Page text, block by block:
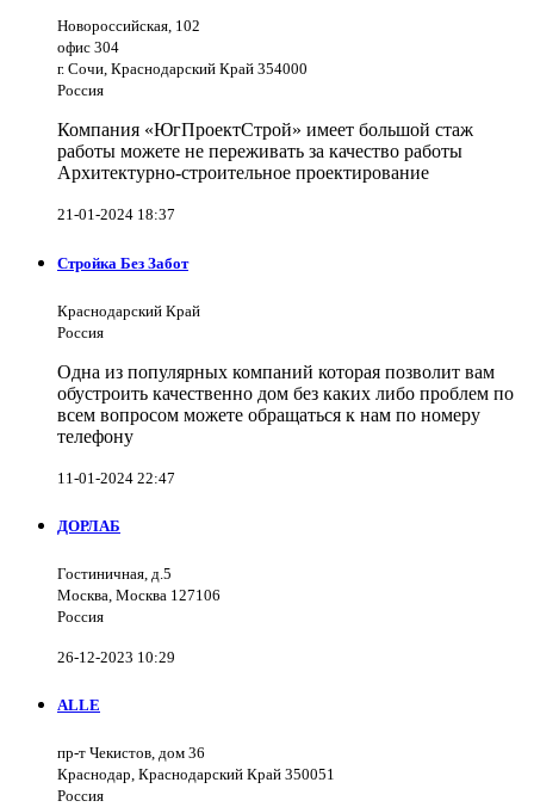
Новороссийская, 102
офис 304
г. Сочи, Краснодарский Край 354000
Россия
Компания «ЮгПроектСтрой» имеет большой стаж
работы можете не переживать за качество работы
Архитектурно-строительное проектирование
21-01-2024 18:37
Стройка Без Забот
Краснодарский Край
Россия
Одна из популярных компаний которая позволит вам
обустроить качественно дом без каких либо проблем по
всем вопросом можете обращаться к нам по номеру
телефону
11-01-2024 22:47
ДОРЛАБ
Гостиничная, д.5
Москва, Москва 127106
Россия
26-12-2023 10:29
ALLE
пр-т Чекистов, дом 36
Краснодар, Краснодарский Край 350051
Россия